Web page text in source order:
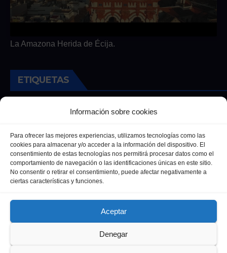
Información sobre cookies
Para ofrecer las mejores experiencias, utilizamos tecnologías como las
cookies para almacenar y/o acceder a la información del dispositivo. El
consentimiento de estas tecnologías nos permitirá procesar datos como el
comportamiento de navegación o las identificaciones únicas en este sitio.
No consentir o retirar el consentimiento, puede afectar negativamente a
ciertas características y funciones.
Aceptar
Denegar
La Amazona Herida de Écija.
ETIQUETAS
Andalucía Cultura Deportes